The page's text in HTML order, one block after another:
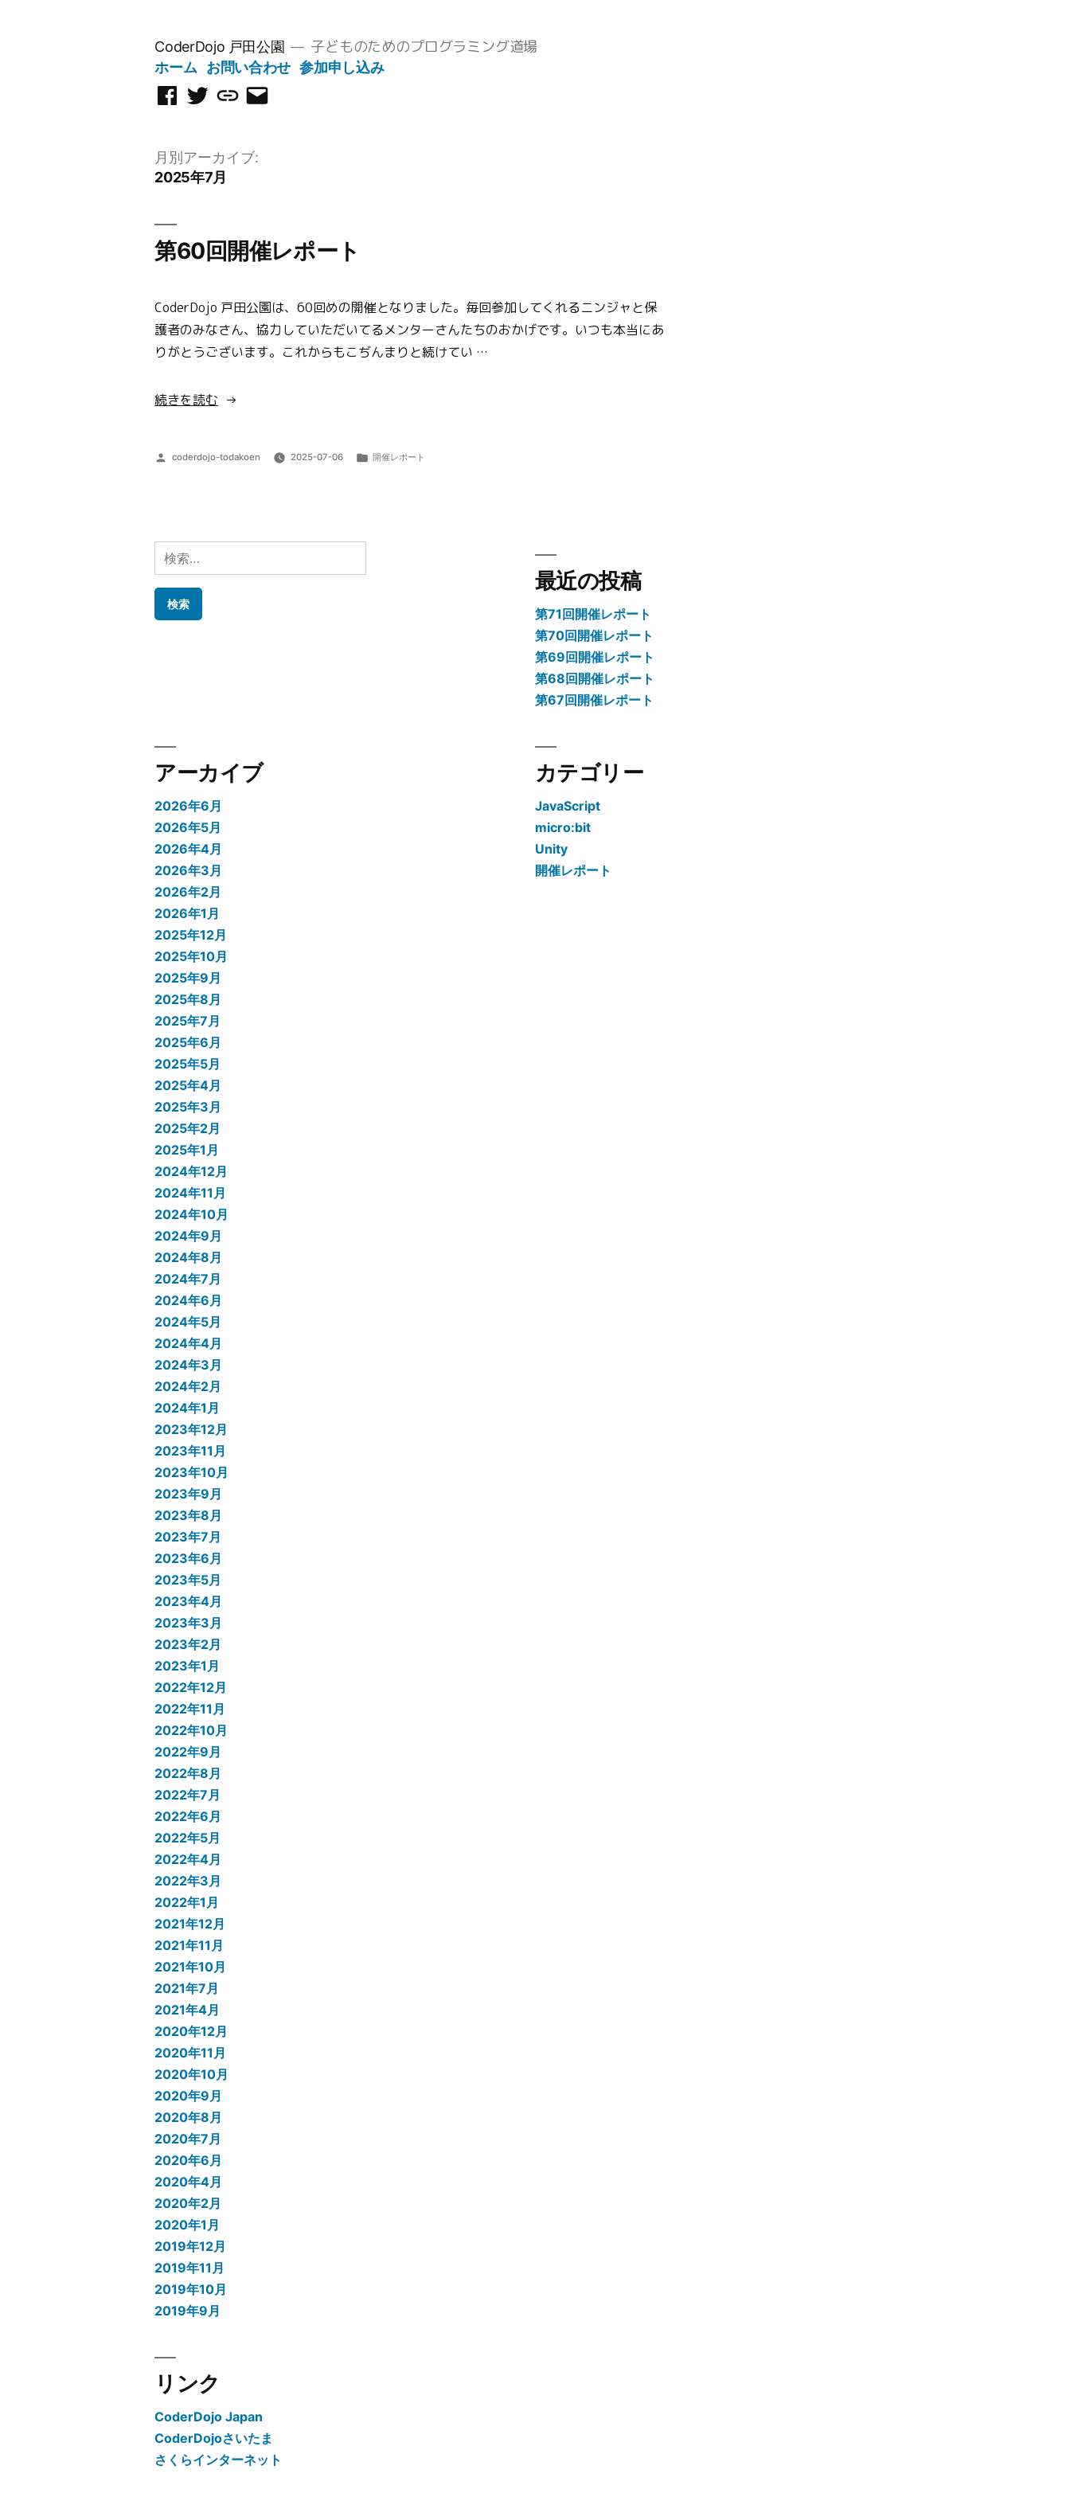
CoderDojo 戸田公園 子どものためのプログラミング道場
ホーム お問い合わせ 参加申し込み
Facebook
ジ
TwitterScratch
ジ
オ
メ
を
月別アーカイブ:
2025年7月
第60回開催レポート
CoderDojo 戸田公園は、60回めの開催となりました。毎回参加してくれるニンジャと保
護者のみなさん、協力していただいてるメンターさんたちのおかげです。いつも本当にあ
りがとうございます。これからもこぢんまりと続けてい …
“第
開
ー
ト”
続きを読む
投
coderdojo-todakoen 2025-07-06
カ
開催レポート
検
索:
最近の投稿
第71回開催レポート
第70回開催レポート
第69回開催レポート
第68回開催レポート
第67回開催レポート
アーカイブ
2026年6月
2026年5月
2026年4月
2026年3月
2026年2月
2026年1月
2025年12月
2025年10月
2025年9月
2025年8月
2025年7月
2025年6月
2025年5月
2025年4月
2025年3月
2025年2月
2025年1月
2024年12月
2024年11月
2024年10月
2024年9月
2024年8月
2024年7月
2024年6月
2024年5月
2024年4月
2024年3月
2024年2月
2024年1月
2023年12月
2023年11月
2023年10月
2023年9月
2023年8月
2023年7月
2023年6月
2023年5月
2023年4月
2023年3月
2023年2月
2023年1月
2022年12月
2022年11月
2022年10月
2022年9月
2022年8月
2022年7月
2022年6月
2022年5月
2022年4月
2022年3月
2022年1月
2021年12月
2021年11月
2021年10月
2021年7月
2021年4月
2020年12月
2020年11月
2020年10月
2020年9月
2020年8月
2020年7月
2020年6月
2020年4月
2020年2月
2020年1月
2019年12月
2019年11月
2019年10月
2019年9月
カテゴリー
JavaScript
micro:bit
Unity
開催レポート
リンク
CoderDojo Japan
CoderDojoさいたま
さくらインターネット